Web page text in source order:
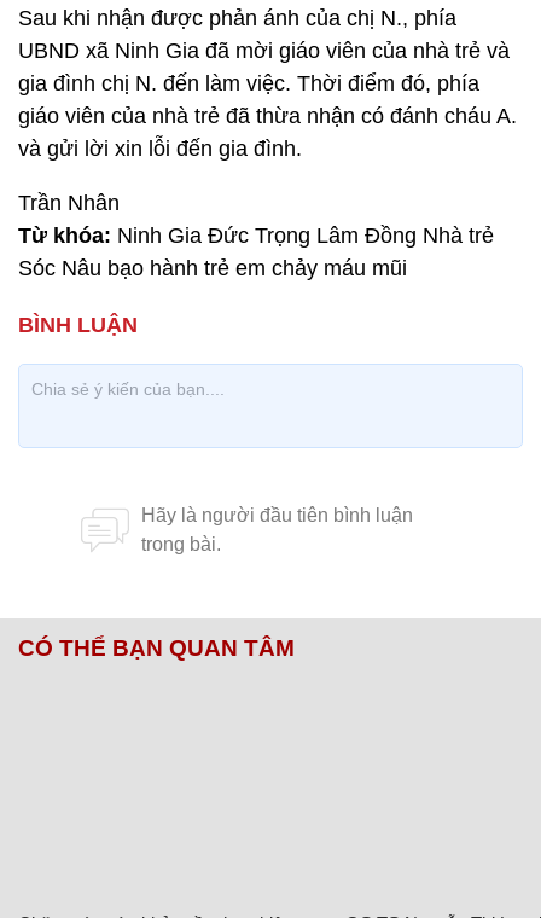
Sau khi nhận được phản ánh của chị N., phía
UBND xã Ninh Gia đã mời giáo viên của nhà trẻ và
gia đình chị N. đến làm việc. Thời điểm đó, phía
giáo viên của nhà trẻ đã thừa nhận có đánh cháu A.
và gửi lời xin lỗi đến gia đình.
Trần Nhân
Từ khóa: Ninh Gia Đức Trọng Lâm Đồng Nhà trẻ
Sóc Nâu bạo hành trẻ em chảy máu mũi
CÓ THỂ BẠN QUAN TÂM